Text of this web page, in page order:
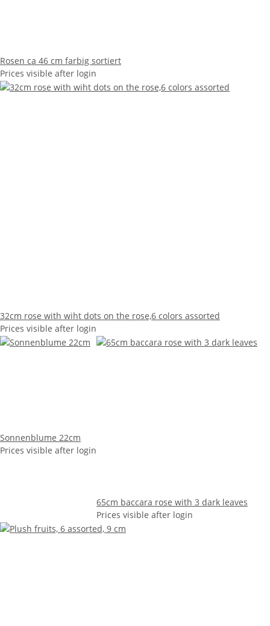
Rosen ca 46 cm farbig sortiert
Prices visible after login
32cm rose with wiht dots on the rose,6 colors assorted
Prices visible after login
Sonnenblume 22cm
Prices visible after login
65cm baccara rose with 3 dark leaves
Prices visible after login